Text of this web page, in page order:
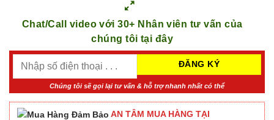
Chat/Call video với 30+ Nhân viên tư vấn của
chúng tôi tại đây
Chúng tôi sẽ gọi lại tư vấn & hỗ trợ nhanh nhất có thể
AN TÂM MUA HÀNG TẠI